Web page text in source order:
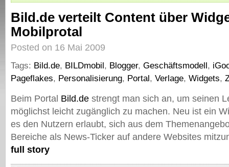
Bild.de verteilt Content über
Mobilprotal
Posted on 16 Mai 2009
Tags: Bild.de, BILDmobil, Blogger, Geschäftsmodell,
Pageflakes, Personalisierung, Portal, Verlage, Widgets,
Beim Portal Bild.de strengt man sich an, um seinen
möglichst leicht zugänglich zu machen. Neu ist ein
es den Nutzern erlaubt, sich aus dem
Bereiche als News-Ticker auf andere Websites
full story